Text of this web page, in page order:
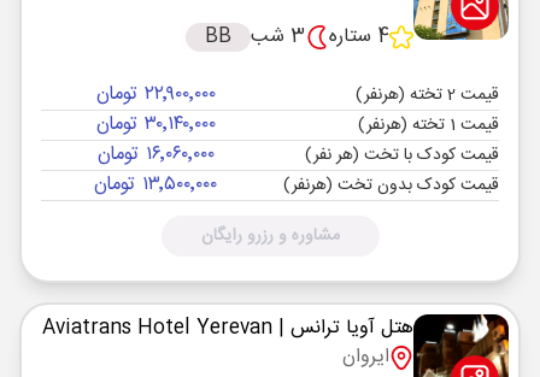
4 ستاره
3 شب BB
قیمت 2 تخته (هرنفر) ۲۲٬۹۰۰٬۰۰۰ تومان
قیمت 1 تخته (هرنفر) ۳۰٬۱۴۰٬۰۰۰ تومان
قیمت کودک با تخت (هر نفر) ۱۶٬۰۶۰٬۰۰۰ تومان
قیمت کودک بدون تخت (هرنفر) ۱۳٬۵۰۰٬۰۰۰ تومان
مشاوره و رزرو رایگان
هتل آویا ترانس | Aviatrans Hotel Yerevan
ایروان